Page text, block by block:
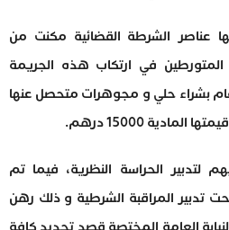
عناصر الشرطة القضائية مكنت من
في ارتكاب هذه الجريمة
بشراء حلي و مجوهرات متحصل عنها
15000 درهم.
الحراسة النظرية، فيما تم
تدبير المراقبة الشرطية و ذلك رهن